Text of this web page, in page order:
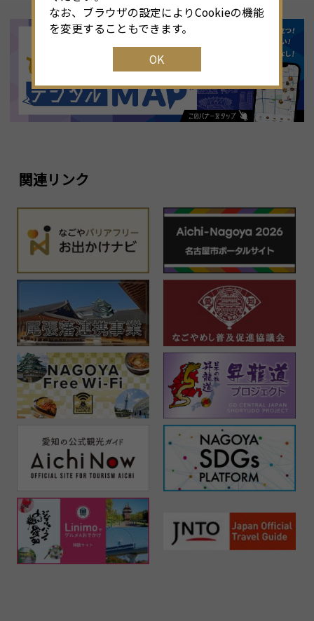
関連リンク
なお、ブラウザの設定によりCookieの機能
を変更することもできます。
OK